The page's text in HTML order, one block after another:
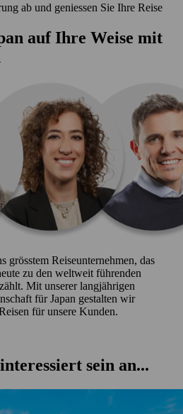
ab und geniessen Sie Ihre Reise
auf Ihre Weise mit
grösstem Reiseunternehmen, das
zu den weltweit führenden
Mit unserer langjährigen
für Japan gestalten wir
für unsere Kunden.
sein an...